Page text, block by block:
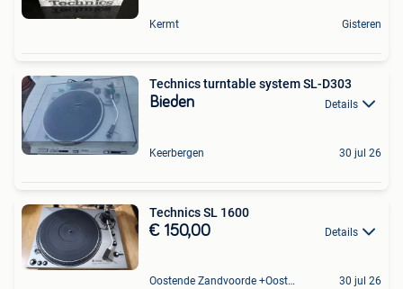
Kermt Gisteren
Technics turntable system SL-D303
Bieden Details
Keerbergen 30 jul 26
Technics SL 1600
€ 150,00 Details
Oostende Zandvoorde +Oostende 30 jul 26